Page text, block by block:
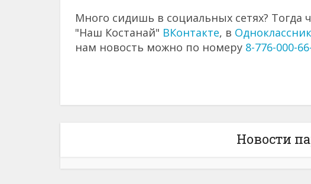
Много сидишь в социальных сетях? Тогда
"Наш Костанай" ВКонтакте, в
нам новость можно по номеру 8-776-000-
Новости